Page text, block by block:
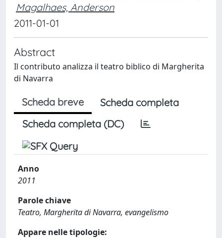
Magalhaes, Anderson
2011-01-01
Abstract
Il contributo analizza il teatro biblico di Margherita
di Navarra
Scheda breve
Scheda completa
Scheda completa (DC)
Anno
2011
Parole chiave
Teatro, Margherita di Navarra, evangelismo
Appare nelle tipologie: